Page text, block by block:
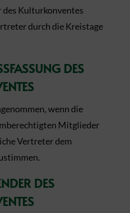
Kulturkonventes
durch die Kreistage
DES
wenn die
Mitglieder
Vertreter dem
DES